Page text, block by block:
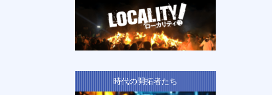
時代の開拓者たち